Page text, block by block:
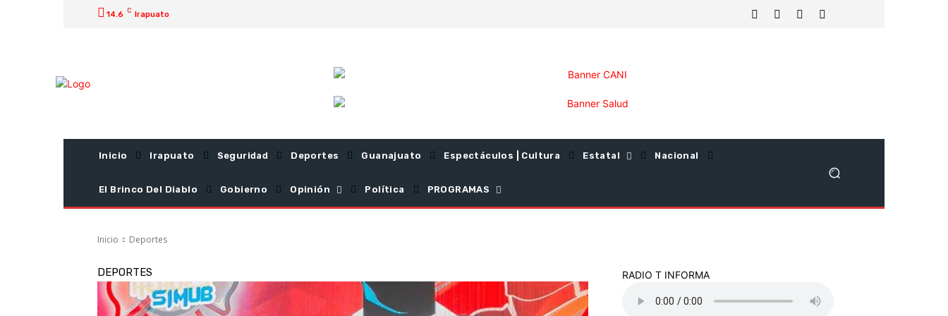
14.6 C Irapuato
Inicio Irapuato Seguridad Deportes Guanajuato Espectáculos | Cultura Estatal Nacional
El Brinco Del Diablo Gobierno Opinión Política PROGRAMAS
Inicio Deportes
DEPORTES RADIO T INFORMA